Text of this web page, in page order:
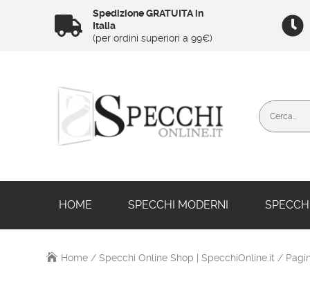

Spedizione GRATUITA in
Italia
(per ordini superiori a 99€)

HOME SPECCHI MODERNI
Home /Specchi Online Shop | SpecchiOnline.it /